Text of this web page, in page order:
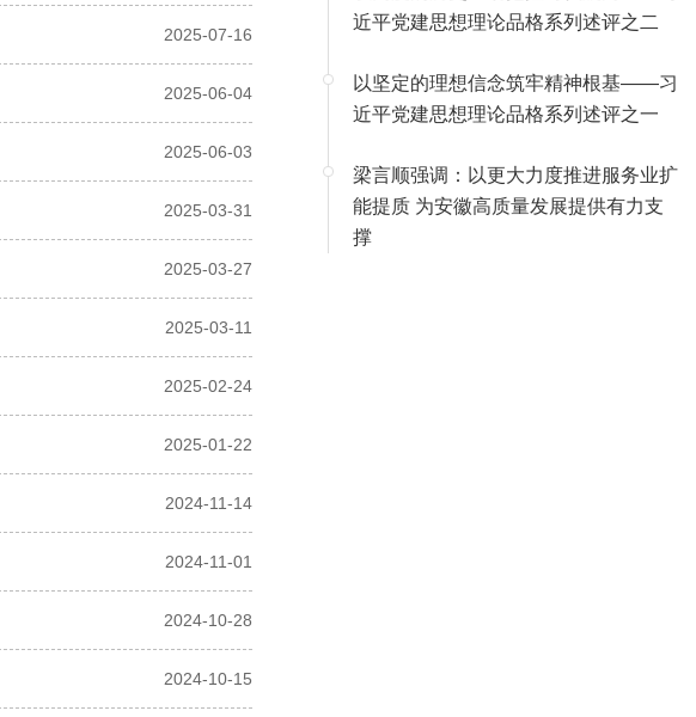
2025-07-16
2025-06-04
2025-06-03
2025-03-31
2025-03-27
2025-03-11
2025-02-24
2025-01-22
2024-11-14
2024-11-01
2024-10-28
2024-10-15
近平党建思想理论品格系列述评之二
以坚定的理想信念筑牢精神根基——习
近平党建思想理论品格系列述评之一
梁言顺强调：以更大力度推进服务业扩
能提质 为安徽高质量发展提供有力支
撑